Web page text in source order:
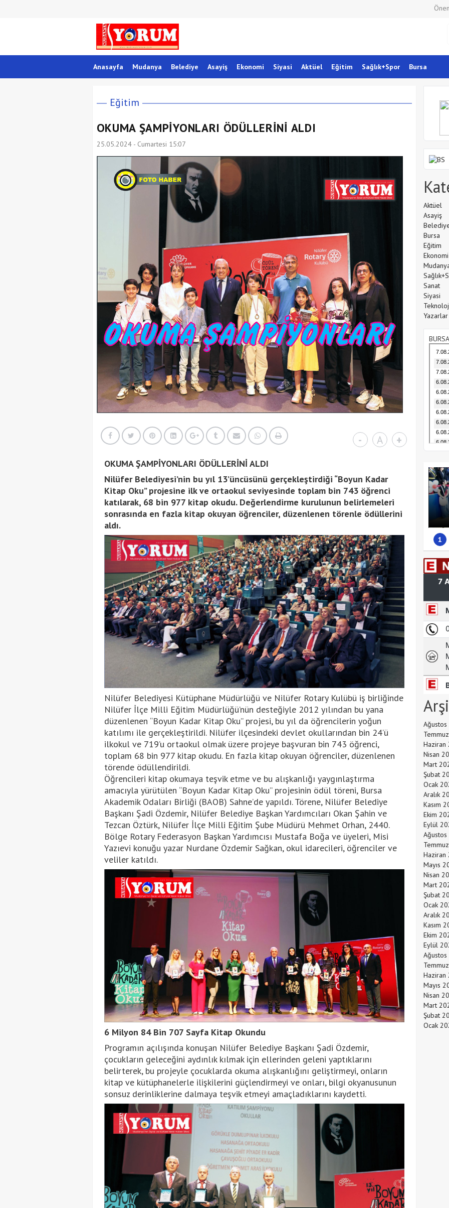
Anasayfa Mudanya Belediye Asayiş Ekonomi Siyasi Aktüel Eğitim Sağlık+Spor Bursa
Eğitim
OKUMA ŞAMPİYONLARI ÖDÜLLERİNİ ALDI
25.05.2024 - Cumartesi 15:07
- A +
OKUMA ŞAMPİYONLARI ÖDÜLLERİNİ ALDI
Nilüfer Belediyesi’nin bu yıl 13’üncüsünü gerçekleştirdiği “Boyun Kadar
Kitap Oku” projesine ilk ve ortaokul seviyesinde toplam bin 743 öğrenci
katılarak, 68 bin 977 kitap okudu. Değerlendirme kurulunun belirlemeleri
sonrasında en fazla kitap okuyan öğrenciler, düzenlenen törenle ödüllerini
aldı.
Nilüfer Belediyesi Kütüphane Müdürlüğü ve Nilüfer Rotary Kulübü iş birliğinde
Nilüfer İlçe Milli Eğitim Müdürlüğü’nün desteğiyle 2012 yılından bu yana
düzenlenen “Boyun Kadar Kitap Oku” projesi, bu yıl da öğrencilerin yoğun
katılımı ile gerçekleştirildi. Nilüfer ilçesindeki devlet okullarından bin 24’ü
ilkokul ve 719’u ortaokul olmak üzere projeye başvuran bin 743 öğrenci,
toplam 68 bin 977 kitap okudu. En fazla kitap okuyan öğrenciler, düzenlenen
törende ödüllendirildi.
Öğrencileri kitap okumaya teşvik etme ve bu alışkanlığı yaygınlaştırma
amacıyla yürütülen “Boyun Kadar Kitap Oku” projesinin ödül töreni, Bursa
Akademik Odaları Birliği (BAOB) Sahne’de yapıldı. Törene, Nilüfer Belediye
Başkanı Şadi Özdemir, Nilüfer Belediye Başkan Yardımcıları Okan Şahin ve
Tezcan Öztürk, Nilüfer İlçe Milli Eğitim Şube Müdürü Mehmet Orhan, 2440.
Bölge Rotary Federasyon Başkan Yardımcısı Mustafa Boğa ve üyeleri, Misi
Yazıevi konuğu yazar Nurdane Özdemir Sağkan, okul idarecileri, öğrenciler ve
veliler katıldı.
6 Milyon 84 Bin 707 Sayfa Kitap Okundu
Programın açılışında konuşan Nilüfer Belediye Başkanı Şadi Özdemir,
çocukların geleceğini aydınlık kılmak için ellerinden geleni yaptıklarını
belirterek, bu projeyle çocuklarda okuma alışkanlığını geliştirmeyi, onların
kitap ve kütüphanelerle ilişkilerini güçlendirmeyi ve onları, bilgi okyanusunun
sonsuz derinliklerine dalmaya teşvik etmeyi amaçladıklarını kaydetti.
Aktüel
Asayiş
Bursa
Eğitim
Ekonomi
Sanat
Siyasi
Yazarlar
1
Haziran
Nisan
Mart
Şubat
Ocak
Aralık
Kasım
Ekim
Eylül
Haziran
Mayıs
Nisan
Mart
Şubat
Ocak
Aralık
Kasım
Ekim
Eylül
Haziran
Mayıs
Nisan
Mart
Şubat
Ocak